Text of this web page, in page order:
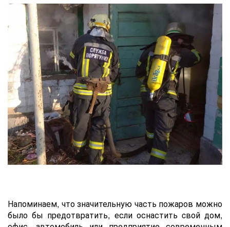
Напоминаем, что значительную часть пожаров можно
было бы предотвратить, если оснастить cвой дом,